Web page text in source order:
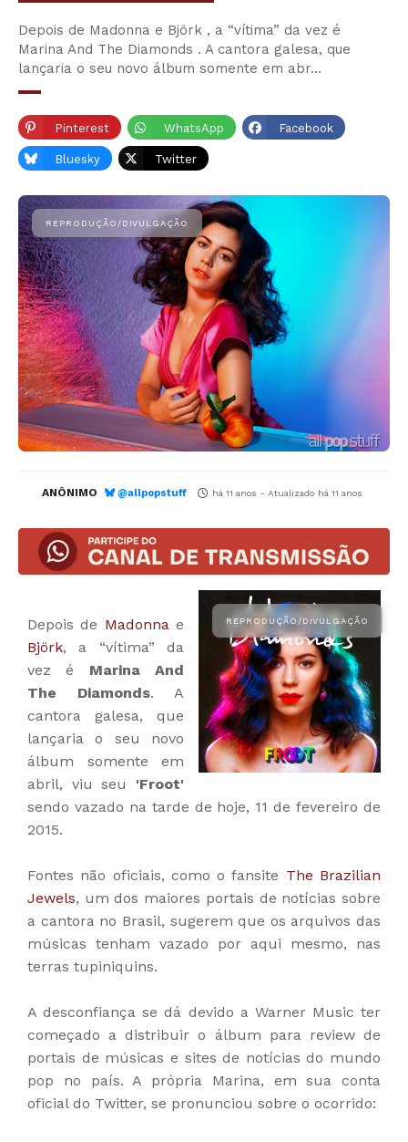
Depois de Madonna e Björk , a “vítima” da vez é
Marina And The Diamonds . A cantora galesa, que
lançaria o seu novo álbum somente em abr…
Pinterest WhatsApp Facebook
Bluesky Twitter
ANÔNIMO @allpopstuff há 11 anos - Atualizado há 11 anos
Depois de Madonnae
Björk, a “vítima” da
vez é Marina And
The Diamonds. A
cantora galesa, que
lançaria o seu novo
álbum somente em
abril, viu seu 'Froot'
sendo vazado na tarde de hoje, 11 de fevereiro de
2015.
Fontes não oficiais, como o fansite The Brazilian
Jewels, um dos maiores portais de notícias sobre
a cantora no Brasil, sugerem que os arquivos das
músicas tenham vazado por aqui mesmo, nas
terras tupiniquins.
A desconfiança se dá devido a Warner Music ter
começado a distribuir o álbum para review de
portais de músicas e sites de notícias do mundo
pop no país. A própria Marina, em sua conta
oficial do Twitter, se pronunciou sobre o ocorrido: